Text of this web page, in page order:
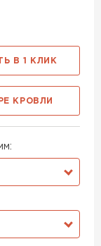
КРОВЛИ
В 1 КЛИК